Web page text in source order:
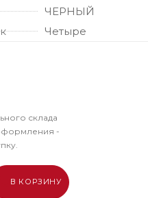
ЧЕРНЫЙ
Четыре
склада
-
В КОРЗИНУ